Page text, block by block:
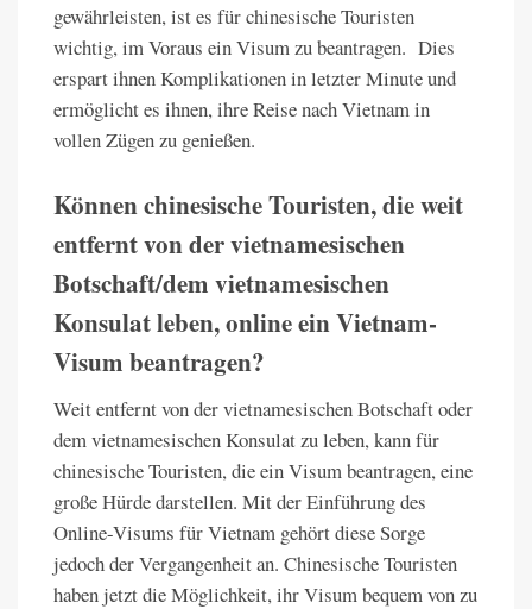
gewährleisten, ist es für chinesische Touristen
wichtig, im Voraus ein Visum zu beantragen. Dies
erspart ihnen Komplikationen in letzter Minute und
ermöglicht es ihnen, ihre Reise nach Vietnam in
vollen Zügen zu genießen.
Können chinesische Touristen, die weit
entfernt von der vietnamesischen
Botschaft/dem vietnamesischen
Konsulat leben, online ein Vietnam-
Visum beantragen?
Weit entfernt von der vietnamesischen Botschaft oder
dem vietnamesischen Konsulat zu leben, kann für
chinesische Touristen, die ein Visum beantragen, eine
große Hürde darstellen. Mit der Einführung des
Online-Visums für Vietnam gehört diese Sorge
jedoch der Vergangenheit an. Chinesische Touristen
haben jetzt die Möglichkeit, ihr Visum bequem von zu